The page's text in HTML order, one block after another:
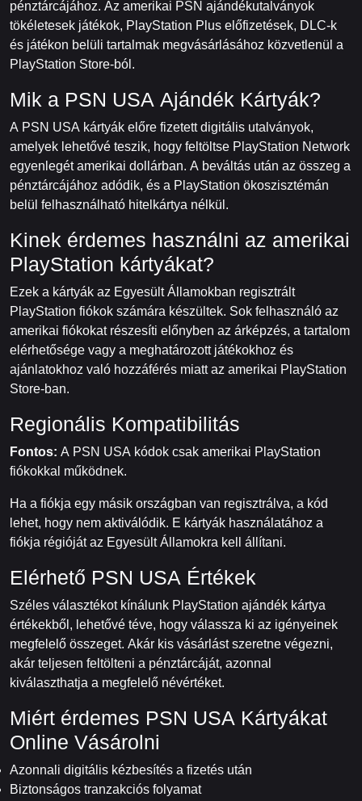
pénztárcájához. Az amerikai PSN ajándékutalványok
tökéletesek játékok, PlayStation Plus előfizetések, DLC-k
és játékon belüli tartalmak megvásárlásához közvetlenül a
PlayStation Store-ból.
Mik a PSN USA Ajándék Kártyák?
A PSN USA kártyák előre fizetett digitális utalványok,
amelyek lehetővé teszik, hogy feltöltse PlayStation Network
egyenlegét amerikai dollárban. A beváltás után az összeg a
pénztárcájához adódik, és a PlayStation ökoszisztémán
belül felhasználható hitelkártya nélkül.
Kinek érdemes használni az amerikai
PlayStation kártyákat?
Ezek a kártyák az Egyesült Államokban regisztrált
PlayStation fiókok számára készültek. Sok felhasználó az
amerikai fiókokat részesíti előnyben az árképzés, a tartalom
elérhetősége vagy a meghatározott játékokhoz és
ajánlatokhoz való hozzáférés miatt az amerikai PlayStation
Store-ban.
Regionális Kompatibilitás
Fontos: A PSN USA kódok csak amerikai PlayStation
fiókokkal működnek.
Ha a fiókja egy másik országban van regisztrálva, a kód
lehet, hogy nem aktiválódik. E kártyák használatához a
fiókja régióját az Egyesült Államokra kell állítani.
Elérhető PSN USA Értékek
Széles választékot kínálunk PlayStation ajándék kártya
értékekből, lehetővé téve, hogy válassza ki az igényeinek
megfelelő összeget. Akár kis vásárlást szeretne végezni,
akár teljesen feltölteni a pénztárcáját, azonnal
kiválaszthatja a megfelelő névértéket.
Miért érdemes PSN USA Kártyákat
Online Vásárolni
Azonnali digitális kézbesítés a fizetés után
Biztonságos tranzakciós folyamat